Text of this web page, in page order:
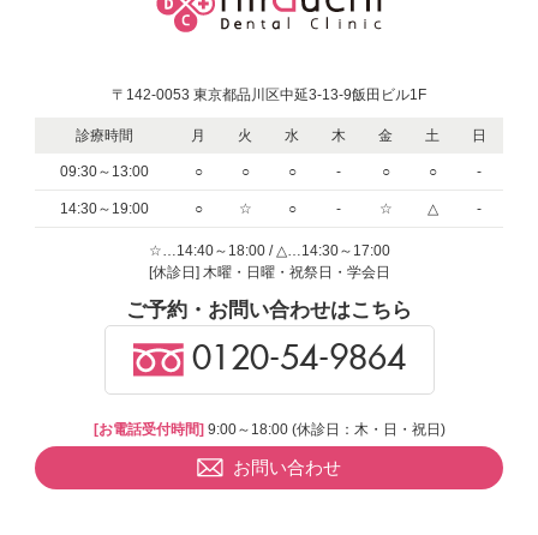
〒142-0053 東京都品川区中延3-13-9飯田ビル1F
診療時間 月 火 水 木 金 土 日
09:30～13:00 ○ ○ ○ - ○ ○ -
14:30～19:00 ○ ☆ ○ - ☆ △ -
☆…14:40～18:00 / △…14:30～17:00
[休診日] 木曜・日曜・祝祭日・学会日
ご予約・お問い合わせはこちら
0120-54-9864
[お電話受付時間] 9:00～18:00 (休診日：木・日・祝日)
お問い合わせ